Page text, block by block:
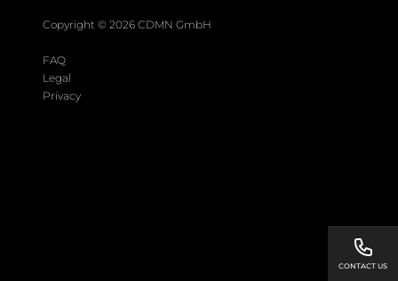
Copyright © 2026 CDMN GmbH
FAQ
Legal
Privacy
CONTACT US